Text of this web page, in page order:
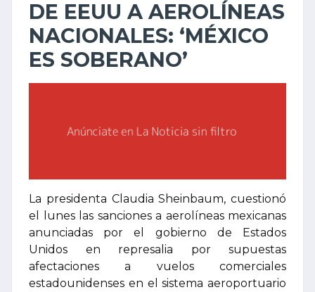
DE EEUU A AEROLÍNEAS
NACIONALES: ‘MÉXICO
ES SOBERANO’
La presidenta Claudia Sheinbaum, cuestionó
el lunes las sanciones a aerolíneas mexicanas
anunciadas por el gobierno de Estados
Unidos en represalia por supuestas
afectaciones a vuelos comerciales
estadounidenses en el sistema aeroportuario